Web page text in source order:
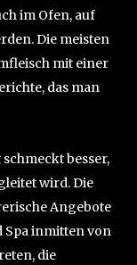
im Ofen, auf
Die meisten
mit einer
das man
besser,
wird. Die
Angebote
inmitten von
die